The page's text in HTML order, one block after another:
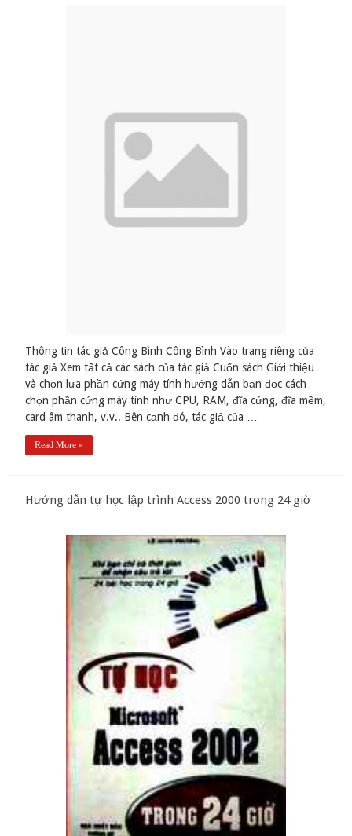
Thông tin tác giả Công Bình Công Bình Vào trang riêng của
tác giả Xem tất cả các sách của tác giả Cuốn sách Giới thiệu
và chọn lựa phần cứng máy tính hướng dẫn bạn đọc cách
chọn phần cứng máy tính như CPU, RAM, đĩa cứng, đĩa mềm,
card âm thanh, v.v.. Bên cạnh đó, tác giả của …
Read More »
Hướng dẫn tự học lập trình Access 2000 trong 24 giờ